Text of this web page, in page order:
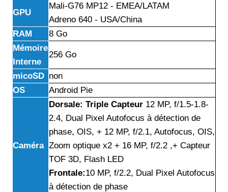
GPU
Mali-G76 MP12 - EMEA/LATAM
Adreno 640 - USA/China
RAM
8 Go
Mémoire
Interne
256 Go
micoSD non
OS
Android Pie
Caméra
Dorsale: Triple Capteur 12 MP, f/1.5-1.8-
2.4, Dual Pixel Autofocus à détection de
phase, OIS, + 12 MP, f/2.1, Autofocus, OIS,
Zoom optique x2 + 16 MP, f/2.2 ,+ Capteur
TOF 3D, Flash LED
Frontale:10 MP, f/2.2, Dual Pixel Autofocus
à détection de phase